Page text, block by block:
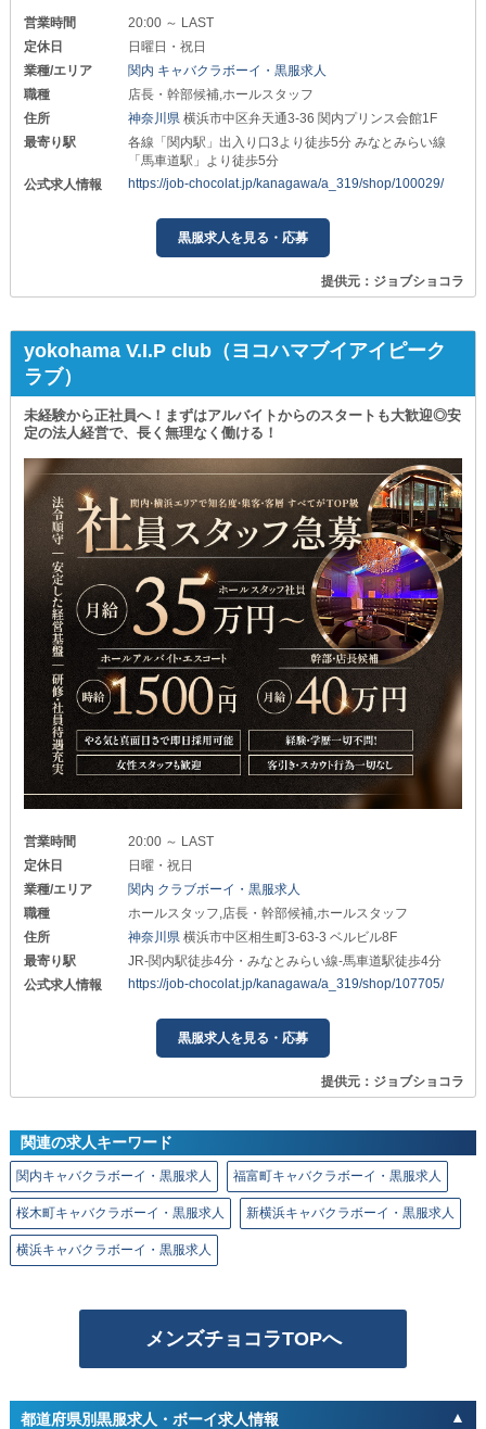
営業時間
20:00 ～ LAST
定休日
日曜日・祝日
業種/エリア
関内 キャバクラボーイ・黒服求人
職種
店長・幹部候補,ホールスタッフ
住所
神奈川県横浜市中区弁天通3-36 関内プリンス会館1F
最寄り駅
各線「関内駅」出入り口3より徒歩5分 みなとみらい線
「馬車道駅」より徒歩5分
公式求人情報
https://job-chocolat.jp/kanagawa/a_319/shop/100029/
黒服求人を見る・応募
提供元：ジョブショコラ
yokohama V.I.P club（ヨコハマブイアイピーク
ラブ）
未経験から正社員へ！まずはアルバイトからのスタートも大歓迎◎安
定の法人経営で、長く無理なく働ける！
営業時間
20:00 ～ LAST
定休日
日曜・祝日
業種/エリア
関内 クラブボーイ・黒服求人
職種
ホールスタッフ,店長・幹部候補,ホールスタッフ
住所
神奈川県横浜市中区相生町3-63-3 ベルビル8F
最寄り駅
JR-関内駅徒歩4分・みなとみらい線-馬車道駅徒歩4分
公式求人情報
https://job-chocolat.jp/kanagawa/a_319/shop/107705/
黒服求人を見る・応募
提供元：ジョブショコラ
関連の求人キーワード
関内キャバクラボーイ・黒服求人 福富町キャバクラボーイ・黒服求人
桜木町キャバクラボーイ・黒服求人 新横浜キャバクラボーイ・黒服求人
横浜キャバクラボーイ・黒服求人
メンズチョコラTOPへ
都道府県別黒服求人・ボーイ求人情報